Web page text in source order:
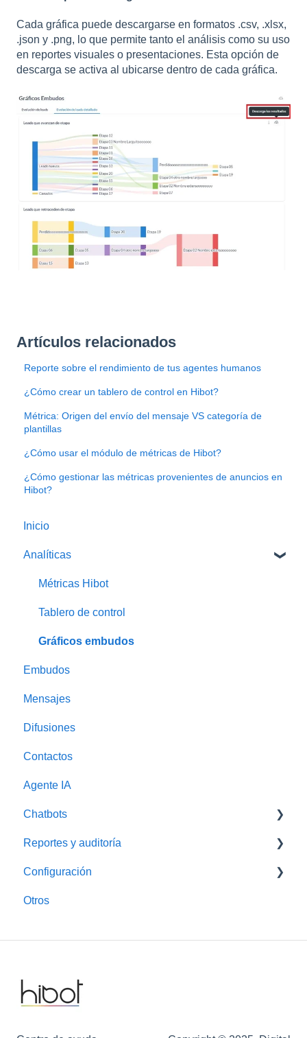
Cada gráfica puede descargarse en formatos .csv, .xlsx,
.json y .png, lo que permite tanto el análisis como su uso
en reportes visuales o presentaciones. Esta opción de
descarga se activa al ubicarse dentro de cada gráfica.
Artículos relacionados
Reporte sobre el rendimiento de tus agentes humanos
¿Cómo crear un tablero de control en Hibot?
Métrica: Origen del envío del mensaje VS categoría de
plantillas
¿Cómo usar el módulo de métricas de Hibot?
¿Cómo gestionar las métricas provenientes de anuncios en
Hibot?
Inicio
Analíticas
Métricas Hibot
Tablero de control
Gráficos embudos
Embudos
Mensajes
Difusiones
Contactos
Agente IA
Chatbots
Encuestas
Reportes y auditoría
Auditoría
Configuración
Campañas
Proyectos
Otros